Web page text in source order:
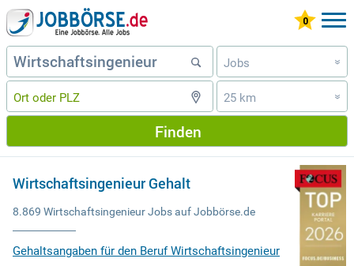
Jobs »
25 km »
Finden
Wirtschaftsingenieur Gehalt
8.869 Wirtschaftsingenieur Jobs auf Jobbörse.de
Gehaltsangaben für den Beruf Wirtschaftsingenieur